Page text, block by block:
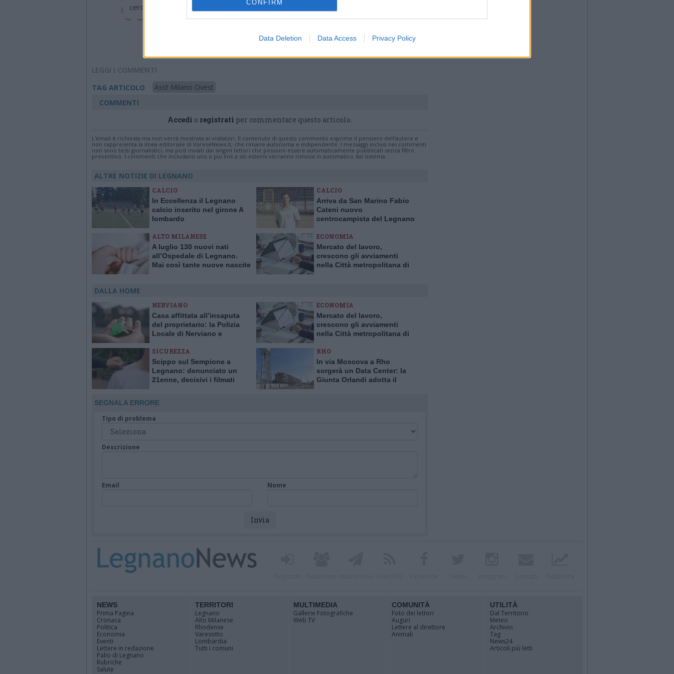
CONFIRM
Data Deletion Data Access Privacy Policy
cerchiamo di essere sempre in prima linea per informarvi con attenzione.
LEGGI I COMMENTI
TAG ARTICOLO
Asst Milano Ovest
COMMENTI
Accedi o registrati per commentare questo articolo.
L'email è richiesta ma non verrà mostrata ai visitatori. Il contenuto di questo commento esprime il pensiero dell'autore e
non rappresenta la linea editoriale di VareseNews.it, che rimane autonoma e indipendente. I messaggi inclusi nei commenti
non sono testi giornalistici, ma post inviati dai singoli lettori che possono essere automaticamente pubblicati senza filtro
preventivo. I commenti che includano uno o più link a siti esterni verranno rimossi in automatico dal sistema.
ALTRE NOTIZIE DI LEGNANO
CALCIO
In Eccellenza il Legnano
calcio inserito nel girone A
lombardo
CALCIO
Arriva da San Marino Fabio
Cateni nuovo
centrocampista del Legnano
ALTO MILANESE
A luglio 130 nuovi nati
all’Ospedale di Legnano.
Mai così tante nuove nascite
ECONOMIA
Mercato del lavoro,
crescono gli avviamenti
nella Città metropolitana di
DALLA HOME
NERVIANO
Casa affittata all’insaputa
del proprietario: la Polizia
Locale di Nerviano e
ECONOMIA
Mercato del lavoro,
crescono gli avviamenti
nella Città metropolitana di
SICUREZZA
Scippo sul Sempione a
Legnano: denunciato un
21enne, decisivi i filmati
RHO
In via Moscova a Rho
sorgerà un Data Center: la
Giunta Orlandi adotta il
SEGNALA ERRORE
Tipo di problema
Descrizione
Email Nome
NEWS
Prima Pagina
Cronaca
Politica
Economia
Eventi
Lettere in redazione
Palio di Legnano
Rubriche
Salute
TERRITORI
Legnano
Alto Milanese
Rhodense
Varesotto
Lombardia
Tutti i comuni
MULTIMEDIA
Gallerie Fotografiche
Web TV
COMUNITÀ
Foto dei lettori
Auguri
Lettere al direttore
Animali
UTILITÀ
Dal Territorio
Meteo
Archivio
Tag
News24
Articoli più letti